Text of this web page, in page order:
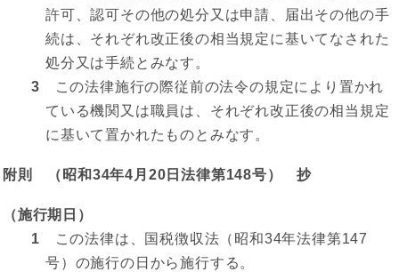
許可、認可その他の処分又は申請、届出その他の手
続は、それぞれ改正後の相当規定に基いてなされた
処分又は手続とみなす。
3 この法律施行の際従前の法令の規定により置かれ
ている機関又は職員は、それぞれ改正後の相当規定
に基いて置かれたものとみなす。
附則 （昭和34年4月20日法律第148号） 抄
（施行期日）
1 この法律は、国税徴収法（昭和34年法律第147
号）の施行の日から施行する。